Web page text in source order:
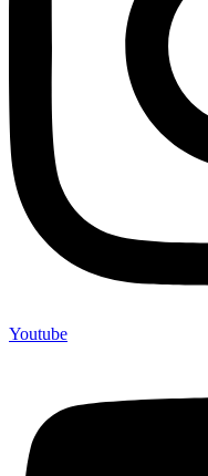
Youtube